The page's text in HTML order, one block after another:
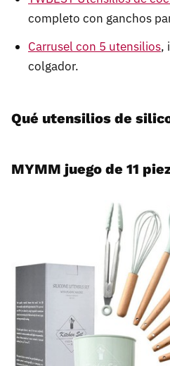
completo con ganchos
Carrusel con 5 utensilios,
colgador.
Qué utensilios de
MYMM juego de 11